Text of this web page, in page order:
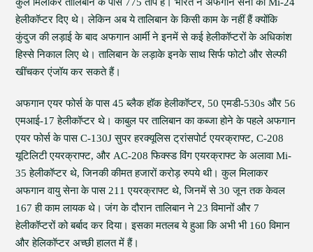
हेलीकॉप्टर दिए थे। लेकिन अब ये तालिबान के किसी काम के नहीं हैं क्योंकि
कुंदुज की लड़ाई के बाद अफगान आर्मी ने इनमें से कई हेलीकॉप्टरों के अधिकांश
हिस्से निकाल लिए थे। तालिबान के लड़ाके इनके साथ सिर्फ फोटो और सेल्फी
खींचकर एंजॉय कर सकते हैं।
अफगान एयर फोर्स के पास 45 ब्लैक हॉक हेलीकॉप्टर, 50 एमडी-530s और 56
एमआई-17 हेलीकॉप्टर थे। काबुल पर तालिबान का कब्जा होने के पहले अफगान
एयर फोर्स के पास C-130J सुपर हरक्यूलिस ट्रांसपोर्ट एयरक्राफ्ट, C-208
यूटिलिटी एयरक्राफ्ट, और AC-208 फिक्स्ड विंग एयरक्राफ्ट के अलावा Mi-
35 हेलीकॉप्टर थे, जिनकी कीमत हजारों करोड़ रुपये थी। कुल मिलाकर
अफगान वायु सेना के पास 211 एयरक्राफ्ट थे, जिनमें से 30 जून तक केवल
167 ही काम लायक थे। जंग के दौरान तालिबान ने 23 विमानों और 7
हेलीकॉप्टरों को बर्बाद कर दिया। इसका मतलब ये हुआ कि अभी भी 160 विमान
और हेलिकॉप्टर अच्छी हालत में हैं।